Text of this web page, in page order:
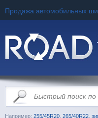
Продажа автомобильных
Например: 255/45R20 265/40R22